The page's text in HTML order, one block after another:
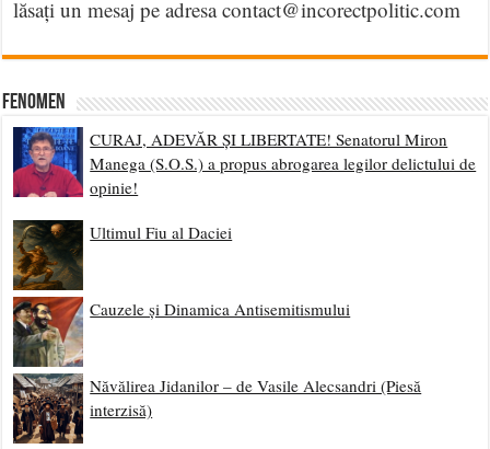
lăsați un mesaj pe adresa contact@incorectpolitic.com
Fenomen
CURAJ, ADEVĂR ȘI LIBERTATE! Senatorul Miron
Manega (S.O.S.) a propus abrogarea legilor delictului de
opinie!
Ultimul Fiu al Daciei
Cauzele și Dinamica Antisemitismului
Năvălirea Jidanilor – de Vasile Alecsandri (Piesă
interzisă)